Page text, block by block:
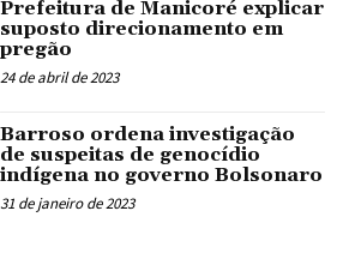
Prefeitura de Manicoré explicar
suposto direcionamento em
pregão
24 de abril de 2023
Barroso ordena investigação
de suspeitas de genocídio
indígena no governo Bolsonaro
31 de janeiro de 2023